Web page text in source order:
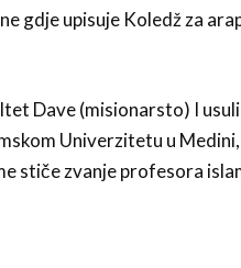
gdje upisuje Koledž za
Dave (misionarsto) I usuli
Univerzitetu u
stiče zvanje profesora